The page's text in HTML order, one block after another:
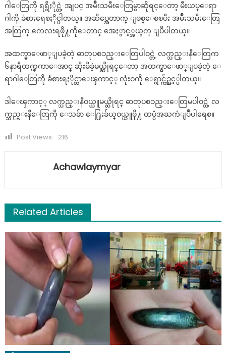
ဂါေတြကို ရရွိႏိုင္တဲ့ အျပင္ အမ်ိဳးသမီးေတြမွာဆိုရင္ေတာ့ မီးယပ္ေရာ
ဂါကို ခံစားရေစႏိုင္ပါတယ္။ အဆိပ္အေတာက္ ျဖစ္ေစၿပီး အမ်ိဳးသမီးေတြ
အတြက္ ကေလးရဖို႔ကိုေတာင္ အေႏွာင့္အယွက္ ျပဳပါတယ္။
အထက္မွာေဖာ္ျပခဲ့တဲ့ ဓာတုပစၥည္းေတြပါဝင္တဲ့ လက္သည္းနီေတြက
၆နာရီထက္ၾကာေအာင္ ဆိုးမိခဲ့မယ္ဆိုရင္ေတာ့ အထက္မွာေဖာ္ျပခဲ့တဲ့ ေ
ရာဂါေတြကို ခံစားရႏိုင္တာေၾကာင့္ လုံးဝကို ေရွာင္က်ဥ္သင့္ပါတယ္။
ဒါေၾကာင့္ လက္သည္းနီဝယ္ယူမယ္ဆိုရင္ ဓာတုပစၥည္းေတြမပါဝင္တဲ့ လ
က္သည္းနီေတြကို ေသခ်ာ ေ႐ြးခ်ယ္ဝယ္ယူဖို႔ ထပ္မံအႀကံျပဳပါရေစ။
Post Views: 216
Achawlaymyar
Related Articles